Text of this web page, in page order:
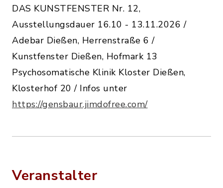
DAS KUNSTFENSTER Nr. 12,
Ausstellungsdauer 16.10 - 13.11.2026 /
Adebar Dießen, Herrenstraße 6 /
Kunstfenster Dießen, Hofmark 13
Psychosomatische Klinik Kloster Dießen,
Klosterhof 20 / Infos unter
https://gensbaur.jimdofree.com/
Veranstalter